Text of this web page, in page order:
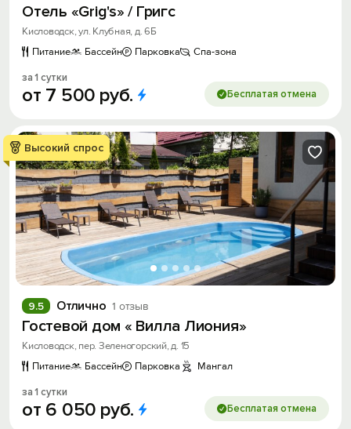
Отель «Grig's» / Григс
Кисловодск, ул. Клубная, д. 6Б
Питание
Бассейн Парковка Спа-зона
за 1 сутки
от 7 500 руб. Бесплатая отмена
Высокий спрос
Отлично 1 отзыв
9.5
Гостевой дом « Вилла Лиония»
Кисловодск, пер. Зеленогорский, д. 15
Питание
Бассейн Парковка Мангал
за 1 сутки
от 6 050 руб. Бесплатая отмена